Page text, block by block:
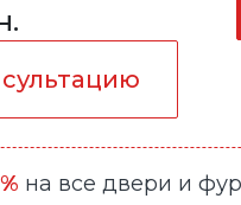
на все двери и